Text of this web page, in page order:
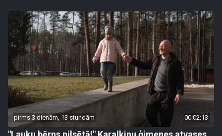
pirms 3 dienām, 13 stundām 00:02:13